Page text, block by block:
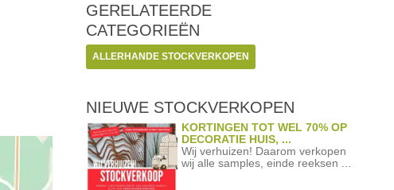
GERELATEERDE
CATEGORIEËN
ALLERHANDE STOCKVERKOPEN
NIEUWE STOCKVERKOPEN
KORTINGEN TOT WEL 70% OP
DECORATIE HUIS, ...
Wij verhuizen! Daarom verkopen
wij alle samples, einde reeksen ...